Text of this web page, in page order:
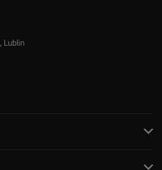
, Lublin